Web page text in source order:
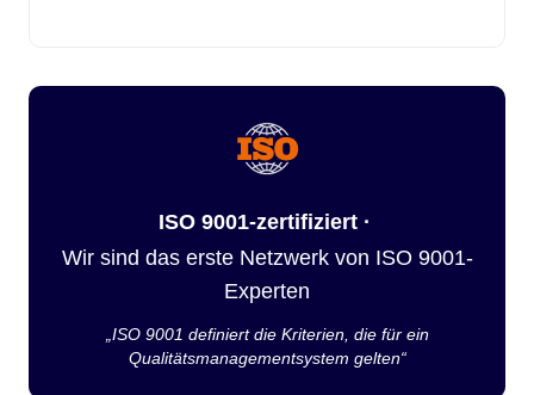
ISO 9001-zertifiziert ·
Wir sind das erste Netzwerk von ISO 9001-
Experten
„ISO 9001 definiert die Kriterien, die für ein
Qualitätsmanagementsystem gelten“